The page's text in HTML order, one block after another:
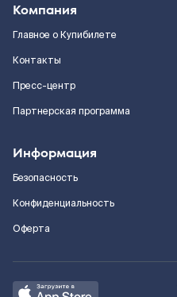
Компания
Главное о Купибилете
Контакты
Пресс-центр
Партнерская программа
Информация
Безопасность
Конфиденциальность
Оферта